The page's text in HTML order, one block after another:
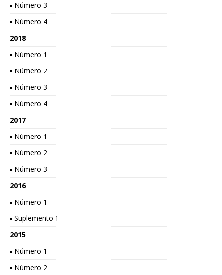
▪ Número 3
▪ Número 4
2018
▪ Número 1
▪ Número 2
▪ Número 3
▪ Número 4
2017
▪ Número 1
▪ Número 2
▪ Número 3
2016
▪ Número 1
▪ Suplemento 1
2015
▪ Número 1
▪ Número 2